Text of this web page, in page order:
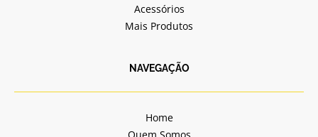
Acessórios
Mais Produtos
NAVEGAÇÃO
Home